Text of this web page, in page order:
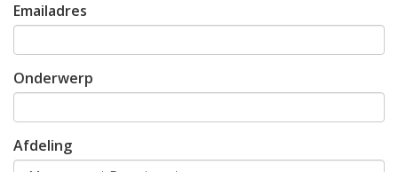
Emailadres
Onderwerp
Afdeling